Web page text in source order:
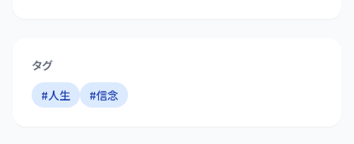
タグ
#人生 #信念